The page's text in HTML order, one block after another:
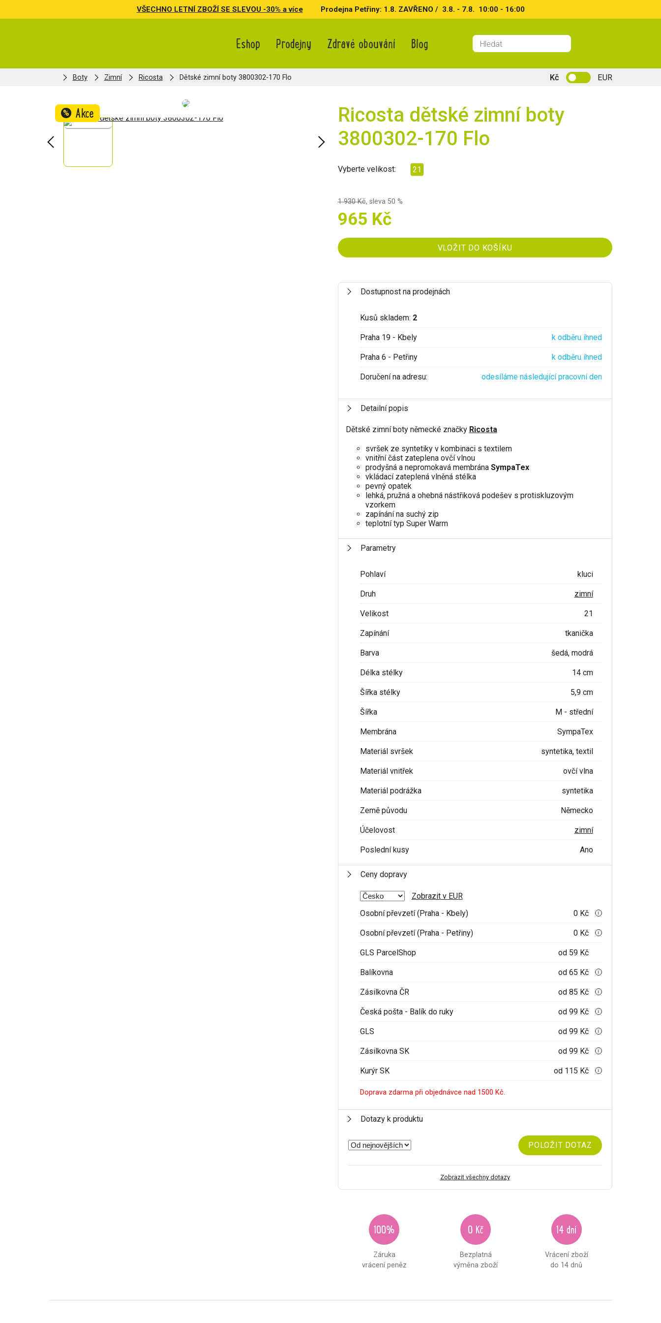
VŠECHNO LETNÍ ZBOŽÍ SE SLEVOU -30% a více Prodejna Petřiny: 1.8. ZAVŘENO / 3.8. - 7.8. 10:00 - 16:00
Eshop Prodejny Zdravé obouvání Blog
Boty Zimní Ricosta Dětské zimní boty 3800302-170 Flo Kč EUR
% Akce
Ricosta dětské zimní boty
3800302-170 Flo
Vyberte velikost: 21
1 930 Kč, sleva 50 %
965 Kč
Dostupnost na prodejnách
Kusů skladem: 2
Praha 19 - Kbely k odběru ihned
Praha 6 - Petřiny k odběru ihned
Doručení na adresu: odesíláme následující pracovní den
Detailní popis
Dětské zimní boty německé značky Ricosta
svršek ze syntetiky v kombinaci s textilem
vnitřní část zateplena ovčí vlnou
prodyšná a nepromokavá membrána SympaTex
vkládací zateplená vlněná stélka
pevný opatek
lehká, pružná a ohebná nástřiková podešev s protiskluzovým
vzorkem
zapínání na suchý zip
teplotní typ Super Warm
Parametry
Pohlaví kluci
Druh zimní
Velikost 21
Zapínání tkanička
Barva šedá, modrá
Délka stélky 14 cm
Šířka stélky 5,9 cm
Šířka M - střední
Membrána SympaTex
Materiál svršek syntetika, textil
Materiál vnitřek ovčí vlna
Materiál podrážka syntetika
Země původu Německo
Účelovost zimní
Poslední kusy Ano
Ceny dopravy
Zobrazit v EUR
Osobní převzetí (Praha - Kbely)
0 Kč i
Osobní převzetí (Praha - Petřiny) 0 Kč i
GLS ParcelShop od 59 Kč
Balíkovna od 65 Kč i
Zásilkovna ČR od 85 Kč i
Česká pošta - Balík do ruky od 99 Kč i
GLS od 99 Kč i
Zásilkovna SK od 99 Kč i
Kurýr SK od 115 Kč i
Doprava zdarma při objednávce nad 1500 Kč.
Dotazy k produktu
POLOŽIT DOTAZ
Zobrazit všechny dotazy
100%
Záruka
vrácení peněz
0 Kč
Bezplatná
výměna zboží
14 dní
Vrácení zboží
do 14 dnů